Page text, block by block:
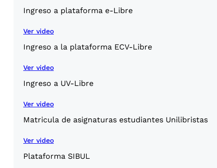
Ingreso a plataforma e-Libre
Ver video
Ingreso a la plataforma ECV-Libre
Ver video
Ingreso a UV-Libre
Ver video
Matricula de asignaturas estudiantes Unilibristas
Ver video
Plataforma SIBUL